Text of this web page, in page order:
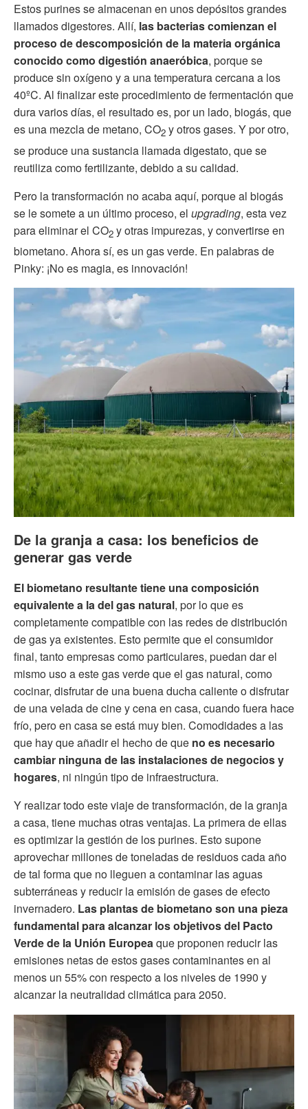
Estos purines se almacenan en unos depósitos grandes
llamados digestores. Allí, las bacterias comienzan el
proceso de descomposición de la materia orgánica
conocido como digestión anaeróbica, porque se
produce sin oxígeno y a una temperatura cercana a los
40ºC. Al finalizar este procedimiento de fermentación que
dura varios días, el resultado es, por un lado, biogás, que
es una mezcla de metano, CO2 y otros gases. Y por otro,
se produce una sustancia llamada digestato, que se
reutiliza como fertilizante, debido a su calidad.
Pero la transformación no acaba aquí, porque al biogás
se le somete a un último proceso, el upgrading, esta vez
para eliminar el CO2 y otras impurezas, y convertirse en
biometano. Ahora sí, es un gas verde. En palabras de
Pinky: ¡No es magia, es innovación!
De la granja a casa: los beneficios de
generar gas verde
El biometano resultante tiene una composición
equivalente a la del gas natural, por lo que es
completamente compatible con las redes de distribución
de gas ya existentes. Esto permite que el consumidor
final, tanto empresas como particulares, puedan dar el
mismo uso a este gas verde que el gas natural, como
cocinar, disfrutar de una buena ducha caliente o disfrutar
de una velada de cine y cena en casa, cuando fuera hace
frío, pero en casa se está muy bien. Comodidades a las
que hay que añadir el hecho de que no es necesario
cambiar ninguna de las instalaciones de negocios y
hogares, ni ningún tipo de infraestructura.
Y realizar todo este viaje de transformación, de la granja
a casa, tiene muchas otras ventajas. La primera de ellas
es optimizar la gestión de los purines. Esto supone
aprovechar millones de toneladas de residuos cada año
de tal forma que no lleguen a contaminar las aguas
subterráneas y reducir la emisión de gases de efecto
invernadero. Las plantas de biometano son una pieza
fundamental para alcanzar los objetivos del Pacto
Verde de la Unión Europeaque proponen reducir las
emisiones netas de estos gases contaminantes en al
menos un 55% con respecto a los niveles de 1990 y
alcanzar la neutralidad climática para 2050.